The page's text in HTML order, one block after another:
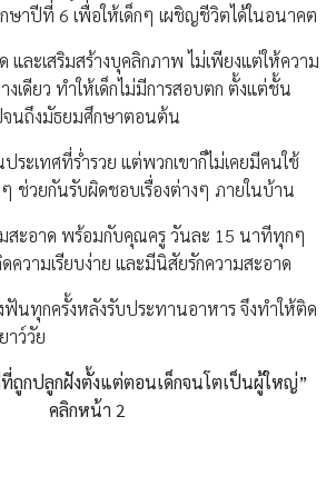
ษาปีที่ 6 เพื่อให้เด็กๆ เผชิญชีวิตได้ในอนาคต
ละเสริมสร้างบุคลิกภาพ ไม่เพียงแต่ให้ความ
งเดียว ทำให้เด็กไม่มีการสอบตก ตั้งแต่ชั้น
นถึงมัธยมศึกษาตอนต้น
ะเทศที่ร่ำรวย แต่พวกเขาก็ไม่เคยมีคนใช้
ช่วยกันรับผิดชอบเรื่องต่างๆ ภายในบ้าน
สะอาด พร้อมกับคุณครู วันละ 15 นาทีทุกๆ
ดความเรียบง่าย และมีนิสัยรักความสะอาด
นทุกครั้งหลังรับประทานอาหาร จึงทำให้ติด
าว์วัย
ถูกปลูกฝังตั้งแต่ตอนเด็กจนโตเป็นผู้ใหญ่”
คลิกหน้า 2